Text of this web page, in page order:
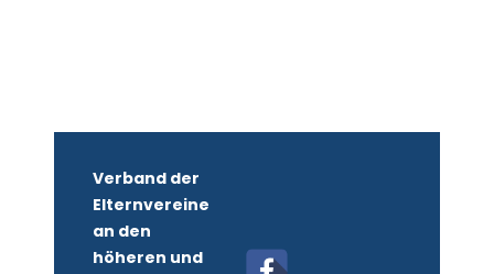
Verband der
Elternvereine
an den
höheren und